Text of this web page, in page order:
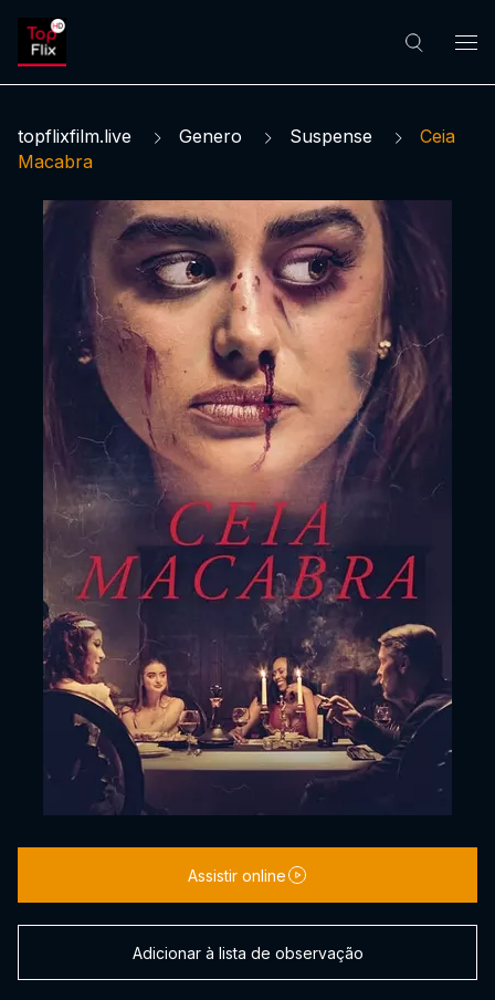
topflixfilm.live Genero Suspense
Ceia
Macabra
Assistir online
Adicionar à lista de observação